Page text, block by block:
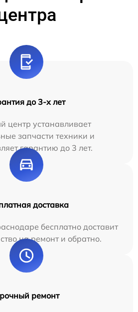
до 3-х лет
центр устанавливает
запчасти техники и
гарантию до 3 лет.
доставка
бесплатно доставит
на ремонт и обратно.
ремонт